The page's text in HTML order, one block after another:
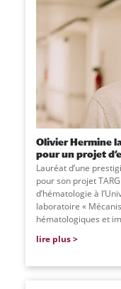
Olivier Hermine
pour un projet
Lauréat d’une
pour son projet
d’hématologie à
laboratoire «
hématologiques et
lire plus